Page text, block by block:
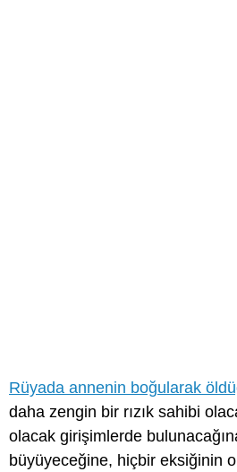
Rüyada annenin boğularak
daha zengin bir rızık sahibi
olacak girişimlerde
büyüyeceğine, hiçbir eksiğinin